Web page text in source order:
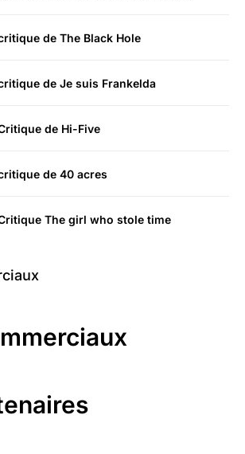
de The Black Hole
de Je suis Frankelda
de Hi-Five
de 40 acres
The girl who stole time